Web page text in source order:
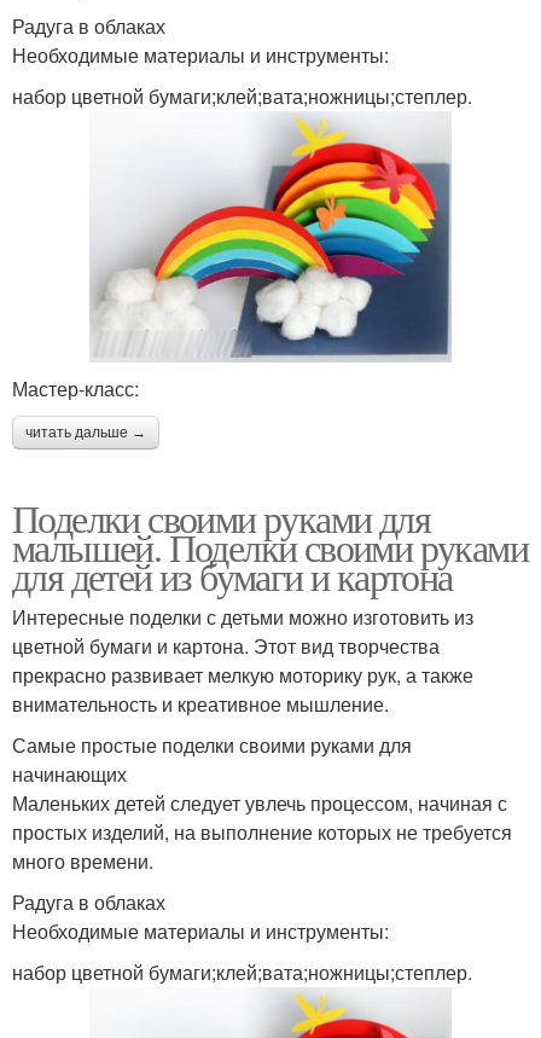
Радуга в облаках
Необходимые материалы и инструменты:
набор цветной бумаги;клей;вата;ножницы;степлер.
Мастер-класс:
читать дальше →
Поделки своими руками для
малышей. Поделки своими руками
для детей из бумаги и картона
Интересные поделки с детьми можно изготовить из
цветной бумаги и картона. Этот вид творчества
прекрасно развивает мелкую моторику рук, а также
внимательность и креативное мышление.
Самые простые поделки своими руками для
начинающих
Маленьких детей следует увлечь процессом, начиная с
простых изделий, на выполнение которых не требуется
много времени.
Радуга в облаках
Необходимые материалы и инструменты:
набор цветной бумаги;клей;вата;ножницы;степлер.